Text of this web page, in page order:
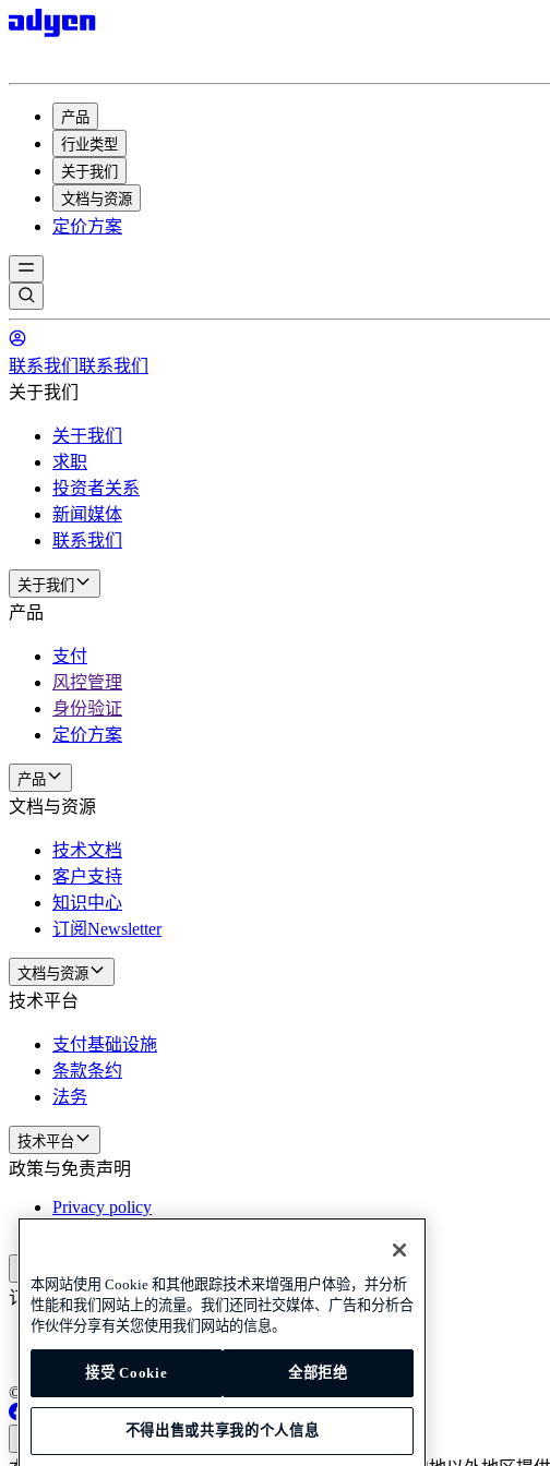
产品
行业类型
关于我们
文档与资源
定价方案
联系我们 联系我们
关于我们
关于我们
求职
投资者关系
新闻媒体
联系我们
关于我们
产品
支付
风控管理
身份验证
定价方案
产品
文档与资源
技术文档
客户支持
知识中心
订阅Newsletter
文档与资源
技术平台
支付基础设施
条款条约
法务
技术平台
政策与免责声明
Privacy policy
订阅我们的新闻 订阅我们的新闻订阅我们的新闻
Privacy policy
Cookie policy
© 2026 Adyen
中国 (简体中文)
本网站使用 Cookie 和其他跟踪技术来增强用户体验，并分析
性能和我们网站上的流量。我们还同社交媒体、广告和分析合
作伙伴分享有关您使用我们网站的信息。
接受 Cookie 全部拒绝
不得出售或共享我的个人信息